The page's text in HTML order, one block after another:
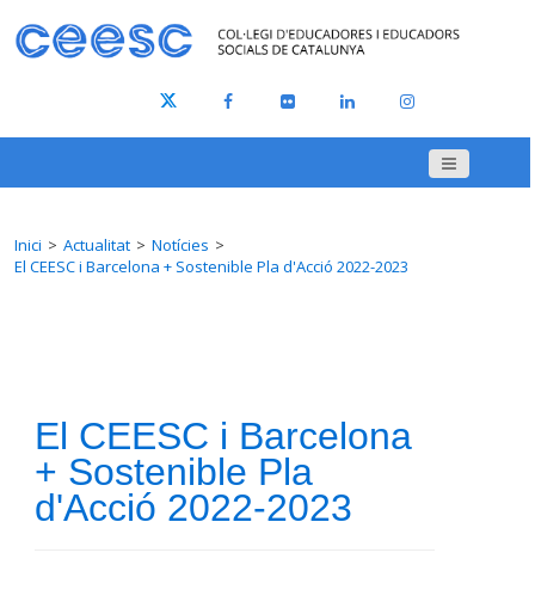
Inici Actualitat
Notícies
El CEESC i Barcelona + Sostenible Pla d'Acció 2022-2023
El CEESC i Barcelona
+ Sostenible Pla
d'Acció 2022-2023